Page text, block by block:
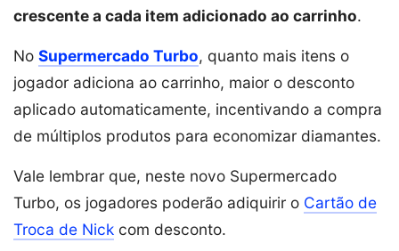
crescente a cada item adicionado ao carrinho.
No Supermercado Turbo, quanto mais itens o
jogador adiciona ao carrinho, maior o desconto
aplicado automaticamente, incentivando a compra
de múltiplos produtos para economizar diamantes.
Vale lembrar que, neste novo Supermercado
Turbo, os jogadores poderão adiquirir o Cartão de
Troca de Nick com desconto.